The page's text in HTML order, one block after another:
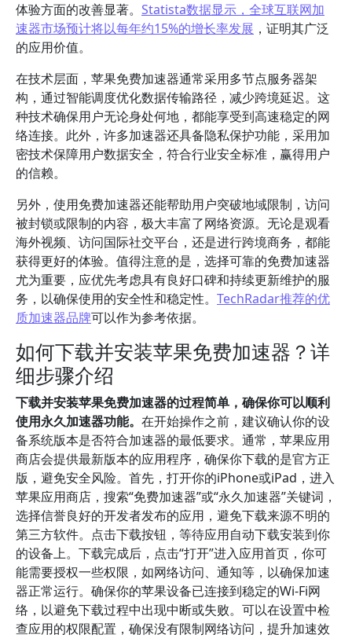
体验方面的改善显著。 Statista数据显示，全球互联网加
速器市场预计将以每年约15%的增长率发展 ，证明其广泛
的应用价值。
在技术层面，苹果免费加速器通常采用多节点服务器架
构，通过智能调度优化数据传输路径，减少跨境延迟。这
种技术确保用户无论身处何地，都能享受到高速稳定的网
络连接。此外，许多加速器还具备隐私保护功能，采用加
密技术保障用户数据安全，符合行业安全标准，赢得用户
的信赖。
另外，使用免费加速器还能帮助用户突破地域限制，访问
被封锁或限制的内容，极大丰富了网络资源。无论是观看
海外视频、访问国际社交平台，还是进行跨境商务，都能
获得更好的体验。值得注意的是，选择可靠的免费加速器
尤为重要，应优先考虑具有良好口碑和持续更新维护的服
务，以确保使用的安全性和稳定性。 TechRadar推荐的优
质加速器品牌可以作为参考依据。
如何下载并安装苹果免费加速器？详
细步骤介绍
下载并安装苹果免费加速器的过程简单，确保你可以顺利
使用永久加速器功能。 在开始操作之前，建议确认你的设
备系统版本是否符合加速器的最低要求。通常，苹果应用
商店会提供最新版本的应用程序，确保你下载的是官方正
版，避免安全风险。首先，打开你的iPhone或iPad，进入
苹果应用商店，搜索“免费加速器”或“永久加速器”关键词，
选择信誉良好的开发者发布的应用，避免下载来源不明的
第三方软件。点击下载按钮，等待应用自动下载安装到你
的设备上。下载完成后，点击“打开”进入应用首页，你可
能需要授权一些权限，如网络访问、通知等，以确保加速
器正常运行。确保你的苹果设备已连接到稳定的Wi-Fi网
络，以避免下载过程中出现中断或失败。可以在设置中检
查应用的权限配置，确保没有限制网络访问，提升加速效